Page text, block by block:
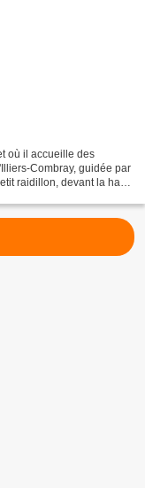
où il accueille des
Combray, guidée par
raidillon, devant la haie